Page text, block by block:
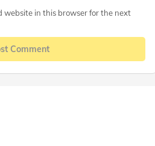
website in this browser for the next
Comment